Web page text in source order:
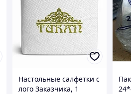
Настольные салфетки с
лого Заказчика, 1